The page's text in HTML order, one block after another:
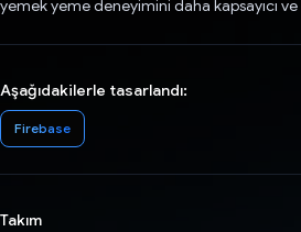
yemek yeme deneyimini daha kapsayıcı
Aşağıdakilerle tasarlandı:
Firebase
Takım